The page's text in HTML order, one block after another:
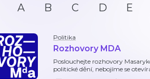
A B C D E
Politika
Rozhovory MDA
Poslouchejte rozhovory
politické dění, nebojíme se